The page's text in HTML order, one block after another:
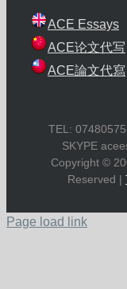
ACE Essays
ACE论文代写
ACE論文代寫
TEL:
SKYPE
Copyright ©
Reserved |
Page load link